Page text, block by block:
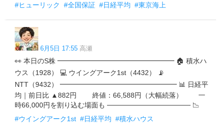
#ヒューリック
#全国保証 #日経平均 #東京海上
6月5日 17:55 高瀬
👀 本日のS株 ━━━━━━━━━━━━━━━━━ 🏠 積水ハ
ウス（1928） 💻 ウイングアーク1st（4432） 📡
NTT（9432） ━━━━━━━━━━━━━━━━━ 📊 日経平
均｜前日比 ▲882円 終値：66,588円（大幅続落） 一
時66,000円を割り込む場面も ───────────────── 📉
#ウイングアーク1st #日経平均 #積水ハウス